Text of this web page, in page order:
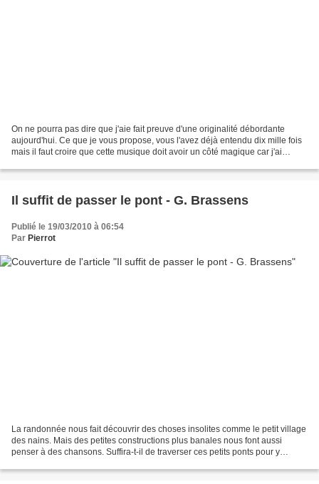
On ne pourra pas dire que j'aie fait preuve d'une originalité débordante
aujourd'hui. Ce que je vous propose, vous l'avez déjà entendu dix mille fois
mais il faut croire que cette musique doit avoir un côté magique car j'ai
Il suffit de passer le pont - G. Brassens
Publié le 19/03/2010 à 06:54
Par Pierrot
La randonnée nous fait découvrir des choses insolites comme le petit village
des nains. Mais des petites constructions plus banales nous font aussi
penser à des chansons. Suffira-t-il de traverser ces petits ponts pour y